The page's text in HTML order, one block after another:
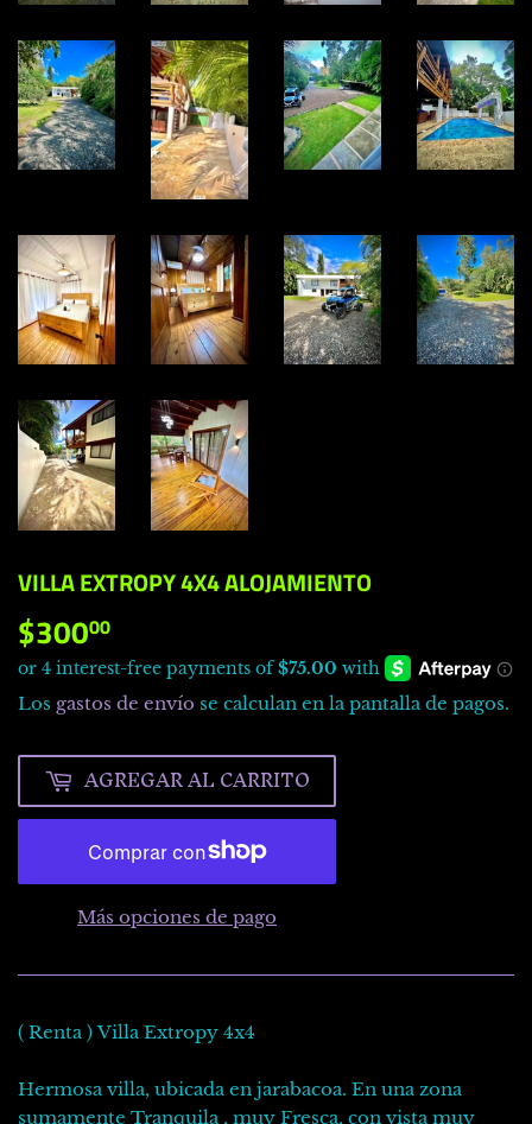
VILLA EXTROPY 4X4 ALOJAMIENTO
$30000
Los gastos de envío se calculan en la pantalla de pagos.
AGREGAR AL CARRITO
Más opciones de pago
( Renta ) Villa Extropy 4x4
Hermosa villa, ubicada en jarabacoa. En una zona
sumamente Tranquila , muy Fresca, con vista muy